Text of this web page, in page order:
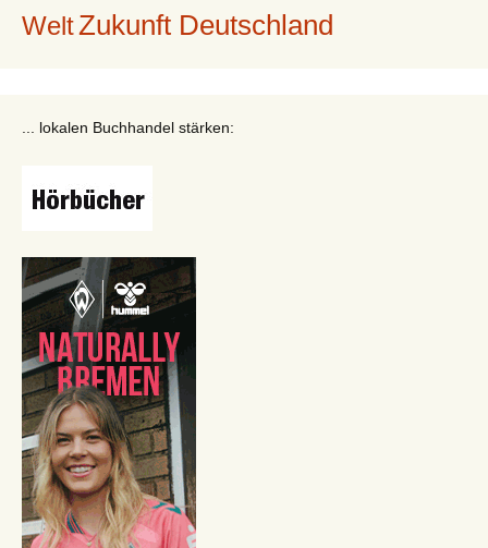
WeltZukunft Deutschland
... lokalen Buchhandel stärken: